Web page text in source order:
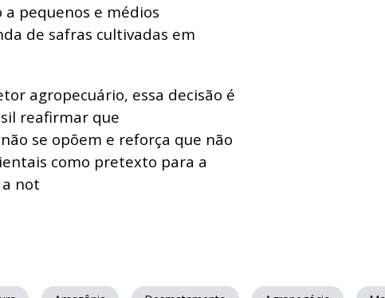
pequenos e médios
de safras cultivadas em
agropecuário, essa decisão é
reafirmar que
se opõem e reforça que não
como pretexto para a
a not